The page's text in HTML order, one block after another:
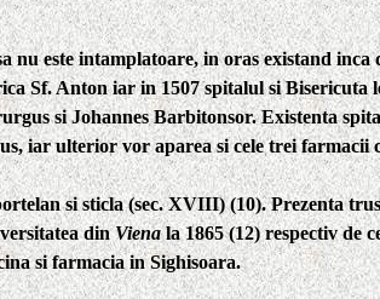
nu este intamplatoare, in oras existand
Sf. Anton iar in1507spitalul si Bisericuta
siJohannes Barbitonsor.Existenta
iar ulterior vor aparea si cele trei farmacii
si sticla (sec. XVIII)(10).Prezenta
dinVienala 1865 (12) respectiv de
si farmacia in Sighisoara.